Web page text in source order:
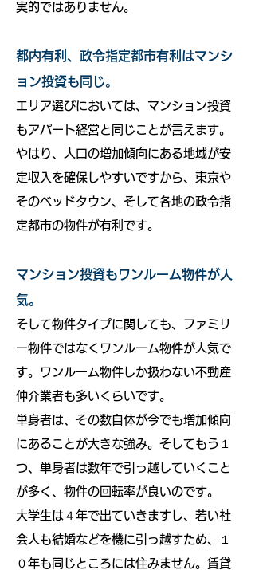
実的ではありません。
都内有利、政令指定都市有利はマンシ
ョン投資も同じ。
エリア選びにおいては、マンション投資
もアパート経営と同じことが言えます。
やはり、人口の増加傾向にある地域が安
定収入を確保しやすいですから、東京や
そのベッドタウン、そして各地の政令指
定都市の物件が有利です。
マンション投資もワンルーム物件が人
気。
そして物件タイプに関しても、ファミリ
ー物件ではなくワンルーム物件が人気で
す。ワンルーム物件しか扱わない不動産
仲介業者も多いくらいです。
単身者は、その数自体が今でも増加傾向
にあることが大きな強み。そしてもう１
つ、単身者は数年で引っ越していくこと
が多く、物件の回転率が良いのです。
大学生は４年で出ていきますし、若い社
会人も結婚などを機に引っ越すため、１
０年も同じところには住みません。賃貸